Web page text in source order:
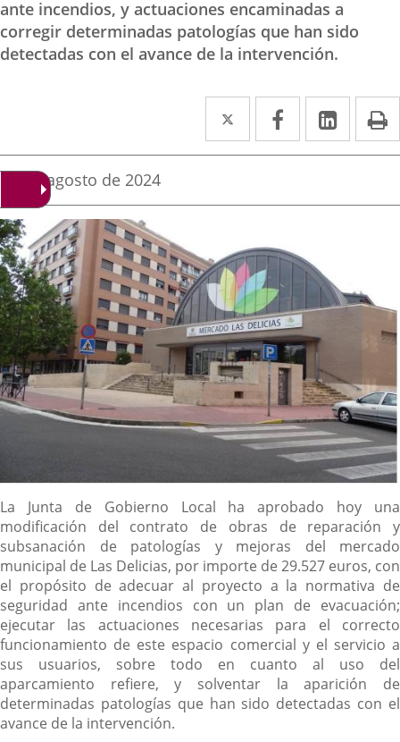
ante incendios, y actuaciones encaminadas a
corregir determinadas patologías que han sido
detectadas con el avance de la intervención.
Twitter
Enlace
a
aplicación
Facebook
Enlace
a
aplicación
Enlace
a
Fecha
la
noticia
19 de agosto de 2024
Descripción
La Junta de Gobierno Local ha aprobado hoy una
modificación del contrato de obras de reparación y
subsanación de patologías y mejoras del mercado
municipal de Las Delicias, por importe de 29.527 euros, con
el propósito de adecuar al proyecto a la normativa de
seguridad ante incendios con un plan de evacuación;
ejecutar las actuaciones necesarias para el correcto
funcionamiento de este espacio comercial y el servicio a
sus usuarios, sobre todo en cuanto al uso del
aparcamiento refiere, y solventar la aparición de
determinadas patologías que han sido detectadas con el
avance de la intervención.